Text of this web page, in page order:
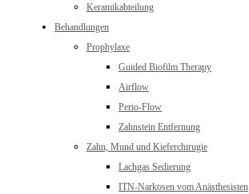
Keramikabteilung
Behandlungen
Prophylaxe
Guided Biofilm Therapy
Airflow
Perio-Flow
Zahnstein Entfernung
Zahn, Mund und Kieferchirugie
Lachgas Sedierung
ITN-Narkosen vom Anästhesisten